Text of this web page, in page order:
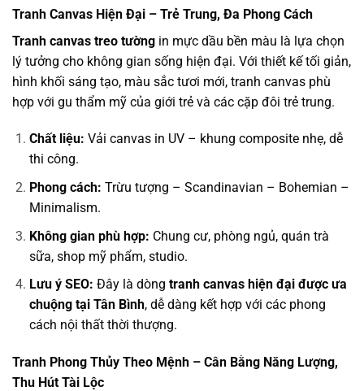
Tranh Canvas Hiện Đại – Trẻ Trung, Đa Phong Cách
Tranh canvas treo tường in mực dầu bền màu là lựa chọn
lý tưởng cho không gian sống hiện đại. Với thiết kế tối giản,
hình khối sáng tạo, màu sắc tươi mới, tranh canvas phù
hợp với gu thẩm mỹ của giới trẻ và các cặp đôi trẻ trung.
Chất liệu: Vải canvas in UV – khung composite nhẹ, dễ
thi công.
Phong cách: Trừu tượng – Scandinavian – Bohemian –
Minimalism.
Không gian phù hợp: Chung cư, phòng ngủ, quán trà
sữa, shop mỹ phẩm, studio.
Lưu ý SEO: Đây là dòng tranh canvas hiện đại được ưa
chuộng tại Tân Bình, dễ dàng kết hợp với các phong
cách nội thất thời thượng.
Tranh Phong Thủy Theo Mệnh – Cân Bằng Năng Lượng,
Thu Hút Tài Lộc